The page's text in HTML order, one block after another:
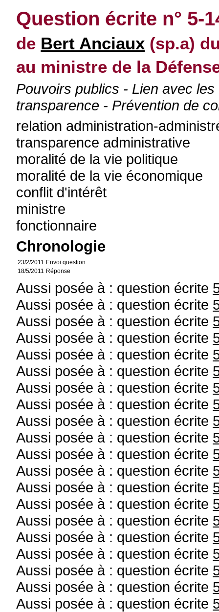
Question écrite n° 5-
de Bert Anciaux (sp.a)
au ministre de la
Pouvoirs publics - Lien avec
transparence - Prévention de
relation administration-
transparence administrative
moralité de la vie politique
moralité de la vie économique
conflit d'intérêt
ministre
fonctionnaire
Chronologie
23/2/2011 Envoi question
18/5/2011 Réponse
Aussi posée à : question écrite
Aussi posée à : question écrite
Aussi posée à : question écrite
Aussi posée à : question écrite
Aussi posée à : question écrite
Aussi posée à : question écrite
Aussi posée à : question écrite
Aussi posée à : question écrite
Aussi posée à : question écrite
Aussi posée à : question écrite
Aussi posée à : question écrite
Aussi posée à : question écrite
Aussi posée à : question écrite
Aussi posée à : question écrite
Aussi posée à : question écrite
Aussi posée à : question écrite
Aussi posée à : question écrite
Aussi posée à : question écrite
Aussi posée à : question écrite
Aussi posée à : question écrite